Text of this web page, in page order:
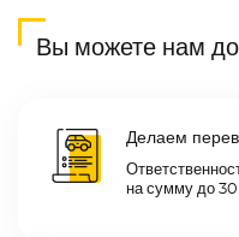
Вы можете нам
Делаем
на сумму до